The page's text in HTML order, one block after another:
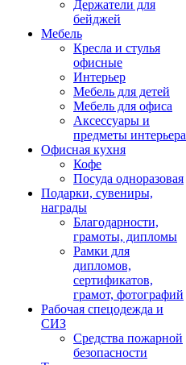
Держатели для
бейджей
Мебель
Кресла и стулья
офисные
Интерьер
Мебель для детей
Мебель для офиса
Аксессуары и
предметы интерьера
Офисная кухня
Кофе
Посуда одноразовая
Подарки, сувениры,
награды
Благодарности,
грамоты, дипломы
Рамки для
дипломов,
сертификатов,
грамот, фотографий
Рабочая спецодежда и
СИЗ
Средства пожарной
безопасности